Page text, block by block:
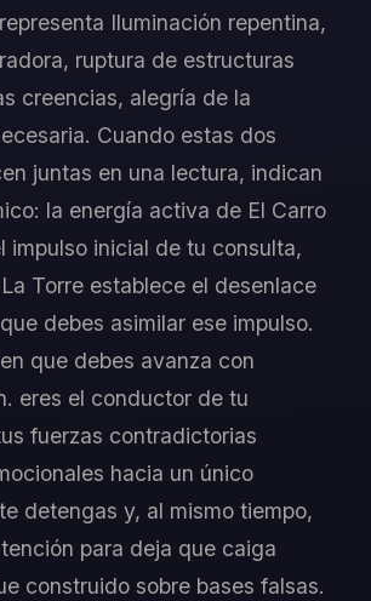
Iluminación repentina,
ruptura de estructuras
creencias, alegría de la
Cuando estas dos
juntas en una lectura, indican
la energía activa de El Carro
impulso inicial de tu consulta,
Torre establece el desenlace
debes asimilar ese impulso.
que debes avanza con
eres el conductor de tu
fuerzas contradictorias
hacia un único
detengas y, al mismo tiempo,
para deja que caiga
construido sobre bases falsas.